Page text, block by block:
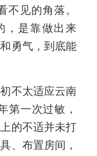
见的角落。
，是靠做出来
勇气，到底能
不太适应云南
第一次过敏，
的不适并未打
、布置房间，